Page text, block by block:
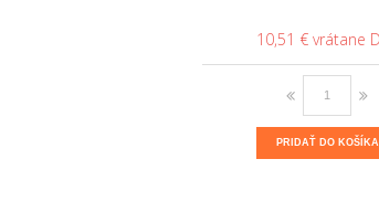
10,51 €
PRIDAŤ DO KOŠÍKA